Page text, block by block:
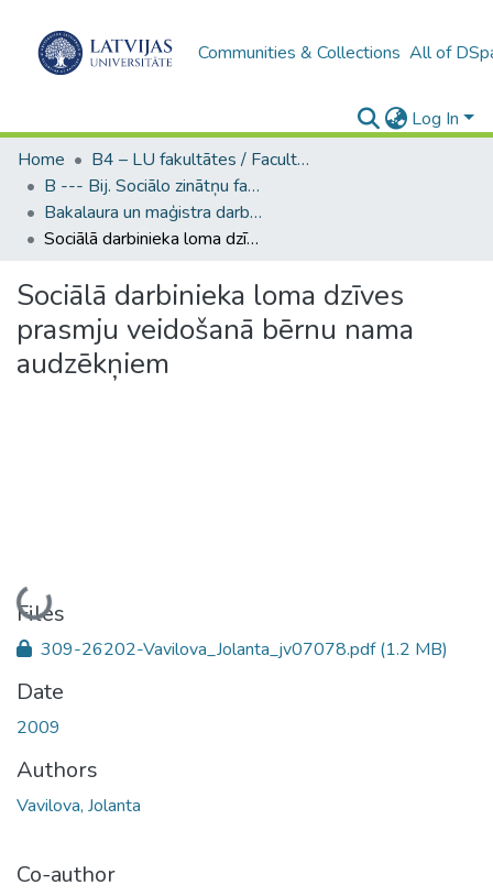
Communities & Collections All of
Log In
Home
B4 – LU fakultātes / Faculties of the UL
B --- Bij. Sociālo zinātņu fakultātes noslēguma darbi / Faculty of Social Sciences - Graduate works
Bakalaura un maģistra darbi (SZF) / Bachelor's and Master's theses
Sociālā darbinieka loma dzīves prasmju veidošanā bērnu nama audzēkņiem
Sociālā darbinieka loma dzīves
prasmju veidošanā bērnu nama
audzēkņiem
Loading...
Files
309-26202-Vavilova_Jolanta_jv07078.pdf(1.2 MB)
Date
2009
Authors
Vavilova, Jolanta
Co-author